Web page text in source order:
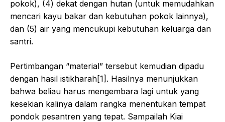
pokok), (4) dekat dengan hutan (untuk memudahkan
mencari kayu bakar dan kebutuhan pokok lainnya),
dan (5) air yang mencukupi kebutuhan keluarga dan
santri.
Pertimbangan “material” tersebut kemudian dipadu
dengan hasil istikharah[1]. Hasilnya menunjukkan
bahwa beliau harus mengembara lagi untuk yang
kesekian kalinya dalam rangka menentukan tempat
pondok pesantren yang tepat. Sampailah Kiai